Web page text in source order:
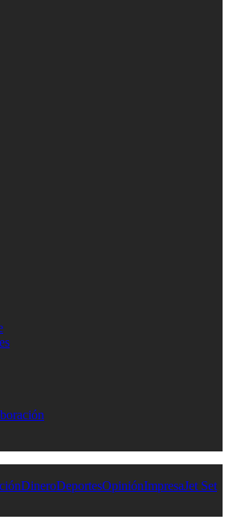
DineroDeportesOpiniónImpresaJet Set